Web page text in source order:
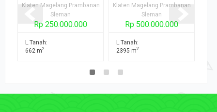
Klaten Magelang Prambanan
Sleman
Rp 250.000.000
L.Tanah:
662 m2
Klaten Magelang Prambanan
Sleman
Rp 500.000.000
L.Tanah:
2395 m2